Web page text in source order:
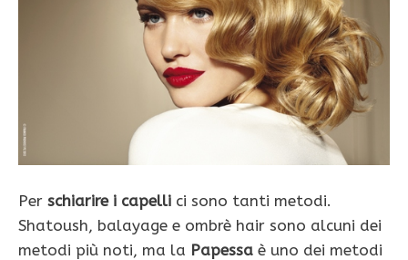
Per schiarire i capelli ci sono tanti metodi.
Shatoush, balayage e ombrè hair sono alcuni dei
metodi più noti, ma la Papessa è uno dei metodi